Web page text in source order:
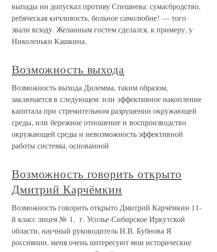
выпады ни допускал противу Спешнева: сумасбродство,
ребяческая кичливость, больное самолюбие! — того
звали всюду. Желанным гостем сделался, к примеру, у
Николеньки Кашкина,
Возможность выхода
Возможность выхода Дилемма, таким образом,
заключается в следующем: или эффективное накопление
капитала при стремительном разрушении окружающей
среды, или бережное отношение и воспроизводство
окружающей среды и невозможность эффективной
работы системы, основанной
Возможность говорить открыто
Дмитрий Карчёмкин
Возможность говорить открыто Дмитрий Карчёмкин 11-
й класс лицея № 1, г. Усолье-Сибирское Иркутской
области, научный руководитель Н.В. Бубнова Я
россиянин, меня очень интересуют мои исторические